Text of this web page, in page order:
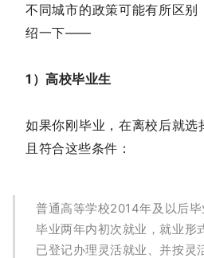
不同城市的政策可能有所区别
绍一下——
1）高校毕业生
如果你刚毕业，在离校后就选
且符合这些条件：
普通高等学校2014年及以后毕
毕业两年内初次就业，就业形
已登记办理灵活就业、并按灵